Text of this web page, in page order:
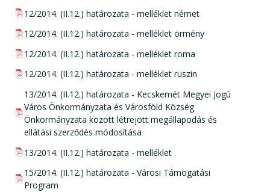
pdf csatolmány:
12/2014. (II.12.) határozata - melléklet német
pdf csatolmány:
12/2014. (II.12.) határozata - melléklet örmény
pdf csatolmány:
12/2014. (II.12.) határozata - melléklet roma
pdf csatolmány:
12/2014. (II.12.) határozata - melléklet ruszin
pdf csatolmány:
13/2014. (II.12.) határozata - Kecskemét Megyei Jogú
Város Önkormányzata és Városföld Község
Önkormányzata között létrejött megállapodás és
ellátási szerződés módosítása
pdf csatolmány:
13/2014. (II.12.) határozata - melléklet
pdf csatolmány:
15/2014. (II.12.) határozata - Városi Támogatási
Program